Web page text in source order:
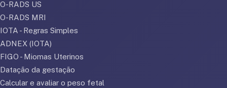
O-RADS US
O-RADS MRI
IOTA - Regras Simples
ADNEX (IOTA)
FIGO - Miomas Uterinos
Datação da gestação
Calcular e avaliar o peso fetal